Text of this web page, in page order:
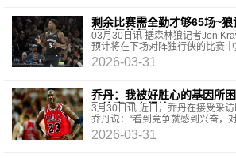
剩余比赛需全勤才够65场~
打独行侠复出
03月30日讯 据森林狼记者Jon
预计将在下场对阵独行侠的比赛
因右膝炎症一直缺席至今。爱德华
2026-03-31
乔丹：我被好胜心的基因所
取比妻子穿得快
3月30日讯 近日，乔丹在接受采访
乔丹说：“看到竞争就感到兴奋，
人，100%如此。我觉得这是一种
2026-03-31